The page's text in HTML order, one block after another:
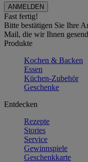
Fast fertig!
Bitte bestätigen Sie Ihre
Mail, die wir Ihnen
Produkte
Kochen & Backen
Essen
Küchen-Zubehör
Geschenke
Entdecken
Rezepte
Stories
Service
Gewinnspiele
Geschenkkarte